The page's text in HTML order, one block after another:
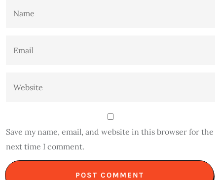
Save my name, email, and website in this browser for the
next time I comment.